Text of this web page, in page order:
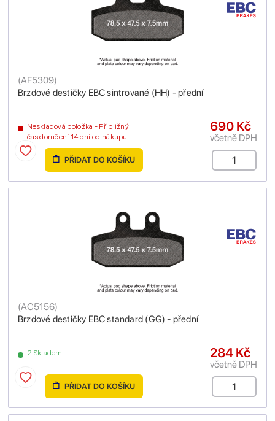
Brzdové destičky EBC sintrované (HH) - přední
(AF5309)
Neskladová položka - Přibližný
čas doručení 14 dní od nákupu
690 Kč
včetně DPH
PŘIDAT DO KOŠÍKU
Brzdové destičky EBC standard (GG) - přední
(AC5156)
2 Skladem 284 Kč
včetně DPH
PŘIDAT DO KOŠÍKU